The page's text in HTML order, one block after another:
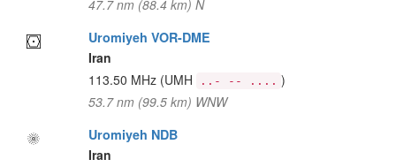
47.7 nm (88.4 km) N
Uromiyeh VOR-DME
Iran
113.50 MHz (UMH ..- -- .... )
53.7 nm (99.5 km) WNW
Uromiyeh NDB
Iran